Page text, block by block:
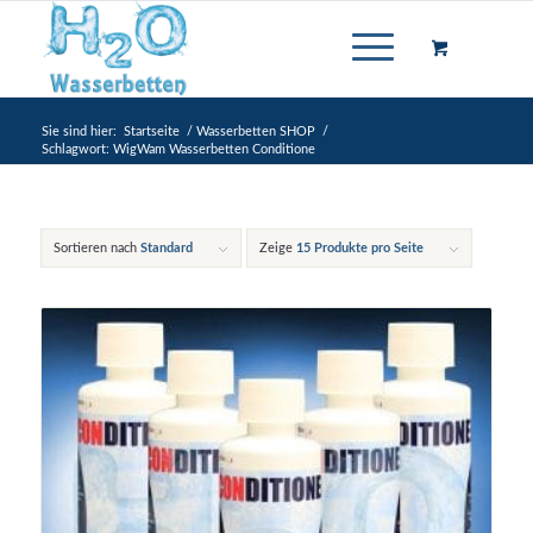
Sie sind hier: Startseite / Wasserbetten SHOP
/
Schlagwort: WigWam Wasserbetten Conditione
Sortieren nach Standard Zeige 15 Produkte pro Seite